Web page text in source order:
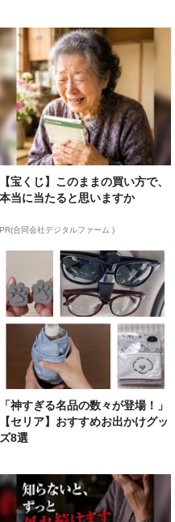
【宝くじ】このままの買い方で、
本当に当たると思いますか
PR(合同会社デジタルファーム )
「神すぎる名品の数々が登場！」
【セリア】おすすめお出かけグッ
ズ8選